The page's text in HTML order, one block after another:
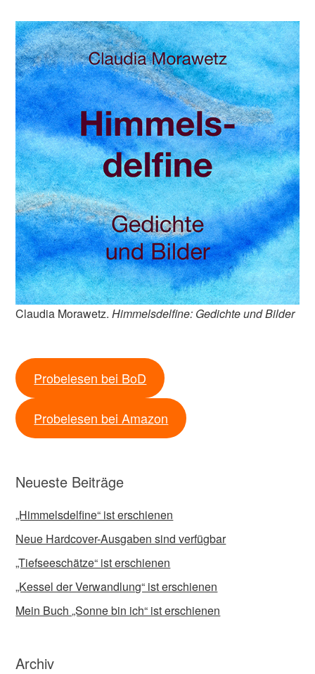
Claudia Morawetz.Himmelsdelfine: Gedichte und Bilder
Probelesen bei BoD
Probelesen bei Amazon
Neueste Beiträge
„Himmelsdelfine“ ist erschienen
Neue Hardcover-Ausgaben sind verfügbar
„Tiefseeschätze“ ist erschienen
„Kessel der Verwandlung“ ist erschienen
Mein Buch „Sonne bin ich“ ist erschienen
Archiv